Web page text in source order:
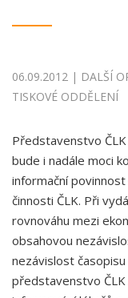
06.09.2012 | DALŠÍ
TISKOVÉ ODDĚLENÍ
Představenstvo
bude i nadále moci
informační
činnosti ČLK. Při
rovnováhu mezi
obsahovou
nezávislost
představenstvo